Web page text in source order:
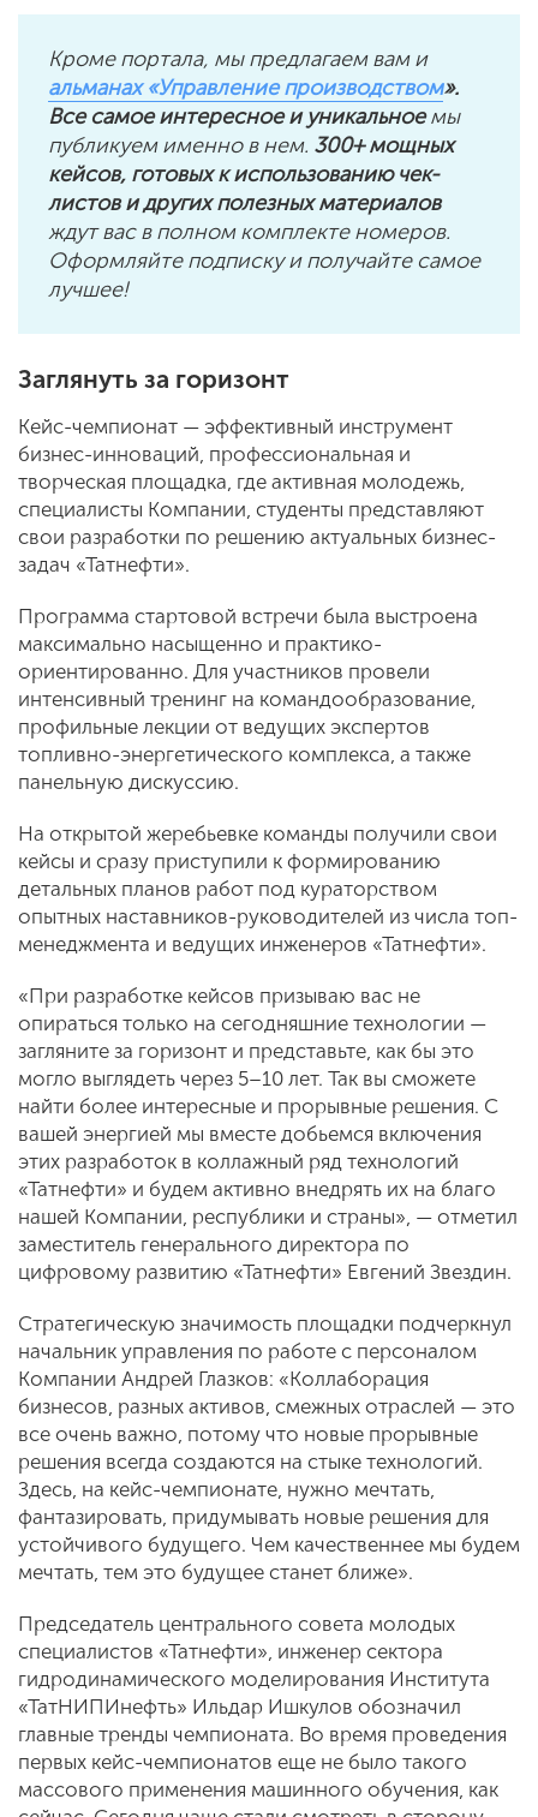
Кроме портала, мы предлагаем вам и
альманах «Управление производством».
Все самое интересное и уникальноемы
публикуем именно в нем. 300+ мощных
кейсов, готовых к использованию чек-
листов и других полезных материалов
ждут вас в полном комплекте номеров.
Оформляйте подписку и получайте самое
лучшее!
Заглянуть за горизонт
Кейс-чемпионат — эффективный инструмент
бизнес-инноваций, профессиональная и
творческая площадка, где активная молодежь,
специалисты Компании, студенты представляют
свои разработки по решению актуальных бизнес-
задач «Татнефти».
Программа стартовой встречи была выстроена
максимально насыщенно и практико-
ориентированно. Для участников провели
интенсивный тренинг на командообразование,
профильные лекции от ведущих экспертов
топливно-энергетического комплекса, а также
панельную дискуссию.
На открытой жеребьевке команды получили свои
кейсы и сразу приступили к формированию
детальных планов работ под кураторством
опытных наставников-руководителей из числа топ-
менеджмента и ведущих инженеров «Татнефти».
«При разработке кейсов призываю вас не
опираться только на сегодняшние технологии —
загляните за горизонт и представьте, как бы это
могло выглядеть через 5–10 лет. Так вы сможете
найти более интересные и прорывные решения. С
вашей энергией мы вместе добьемся включения
этих разработок в коллажный ряд технологий
«Татнефти» и будем активно внедрять их на благо
нашей Компании, республики и страны», — отметил
заместитель генерального директора по
цифровому развитию «Татнефти» Евгений Звездин.
Стратегическую значимость площадки подчеркнул
начальник управления по работе с персоналом
Компании Андрей Глазков: «Коллаборация
бизнесов, разных активов, смежных отраслей — это
все очень важно, потому что новые прорывные
решения всегда создаются на стыке технологий.
Здесь, на кейс-чемпионате, нужно мечтать,
фантазировать, придумывать новые решения для
устойчивого будущего. Чем качественнее мы будем
мечтать, тем это будущее станет ближе».
Председатель центрального совета молодых
специалистов «Татнефти», инженер сектора
гидродинамического моделирования Института
«ТатНИПИнефть» Ильдар Ишкулов обозначил
главные тренды чемпионата. Во время проведения
первых кейс-чемпионатов еще не было такого
массового применения машинного обучения, как